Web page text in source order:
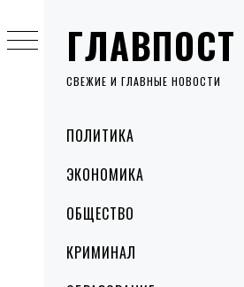
ГЛАВПОСТ
СВЕЖИЕ И ГЛАВНЫЕ НОВОСТИ
MenuПОЛИТИКА
ЭКОНОМИКА
ОБЩЕСТВО
КРИМИНАЛ
to
content